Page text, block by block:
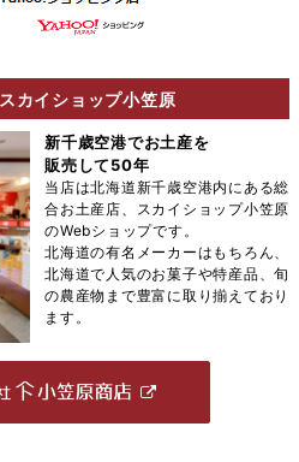
スカイショップ小笠原
新千歳空港でお土産を
販売して50年
当店は北海道新千歳空港内にある総
合お土産店、スカイショップ小笠原
のWebショップです。
北海道の有名メーカーはもちろん、
北海道で人気のお菓子や特産品、旬
の農産物まで豊富に取り揃えており
ます。